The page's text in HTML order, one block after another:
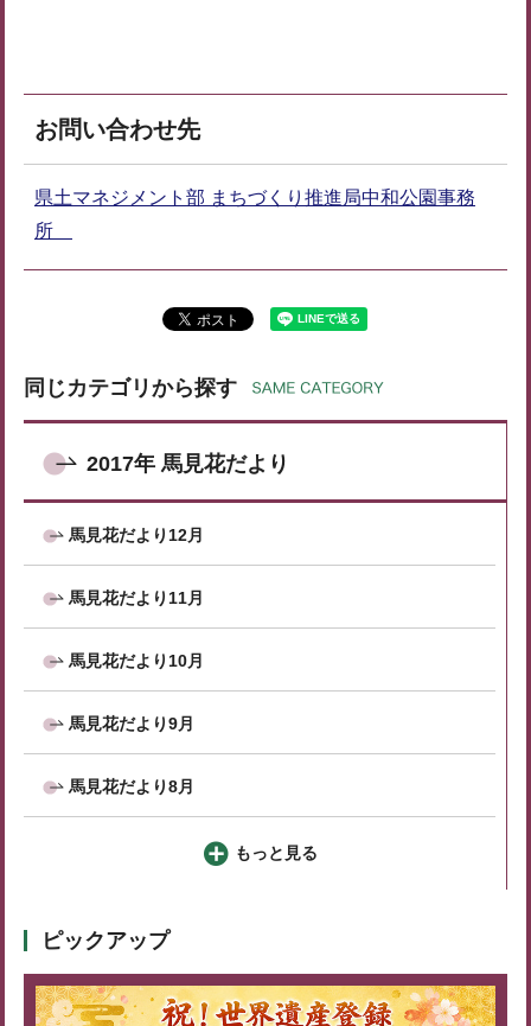
お問い合わせ先
県土マネジメント部 まちづくり推進局中和公園事務
所
同じカテゴリから探す
2017年 馬見花だより
馬見花だより12月
馬見花だより11月
馬見花だより10月
馬見花だより9月
馬見花だより8月
もっと見る
ピックアップ